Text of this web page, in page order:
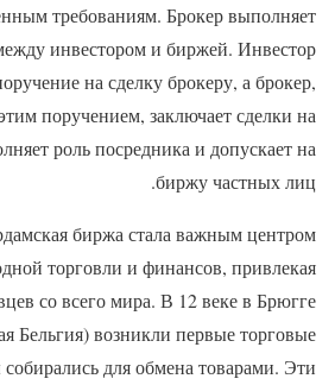
требованиям. Брокер выполняет
инвестором и биржей. Инвестор
на сделку брокеру, а брокер,
поручением, заключает сделки на
роль посредника и допускает на
биржу частных лиц.
биржа стала важным центром
торговли и финансов, привлекая
со всего мира. В 12 веке в Брюгге
Бельгия) возникли первые торговые
для обмена товарами. Эти